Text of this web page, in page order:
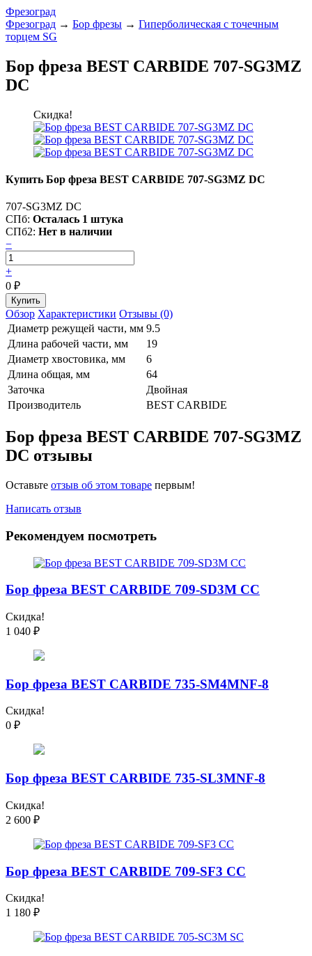
Фрезоград
Фрезоград → Бор фрезы → Гиперболическая с точечным
торцем SG
Бор фреза BEST CARBIDE 707-SG3MZ
DC
Скидка!
Купить Бор фреза BEST CARBIDE 707-SG3MZ DC
707-SG3MZ DC
СПб: Осталась 1 штука
СПб2: Нет в наличии
−
+
0 ₽
Обзор Характеристики Отзывы (0)
Диаметр режущей части, мм 9.5
Длина рабочей части, мм
19
Диаметр хвостовика, мм
6
Длина общая, мм
64
Заточка
Двойная
Производитель
BEST CARBIDE
Бор фреза BEST CARBIDE 707-SG3MZ
DC отзывы
Оставьте отзыв об этом товаре первым!
Написать отзыв
Рекомендуем посмотреть
Бор фреза BEST CARBIDE 709-SD3M CC
Скидка!
1 040 ₽
Бор фреза BEST CARBIDE 735-SM4MNF-8
Скидка!
0 ₽
Бор фреза BEST CARBIDE 735-SL3MNF-8
Скидка!
2 600 ₽
Бор фреза BEST CARBIDE 709-SF3 CC
Скидка!
1 180 ₽